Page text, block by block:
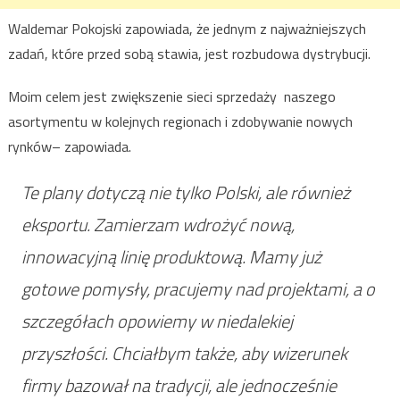
Waldemar Pokojski zapowiada, że jednym z najważniejszych
zadań, które przed sobą stawia, jest rozbudowa dystrybucji.
Moim celem jest zwiększenie sieci sprzedaży naszego
asortymentu w kolejnych regionach i zdobywanie nowych
rynków– zapowiada.
Te plany dotyczą nie tylko Polski, ale również
eksportu. Zamierzam wdrożyć nową,
innowacyjną linię produktową. Mamy już
gotowe pomysły, pracujemy nad projektami, a o
szczegółach opowiemy w niedalekiej
przyszłości. Chciałbym także, aby wizerunek
firmy bazował na tradycji, ale jednocześnie